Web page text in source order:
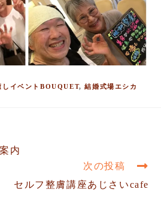
しイベントBOUQUET, 結婚式場エシカ
内
次の投稿
セルフ整膚講座あじさいcafe